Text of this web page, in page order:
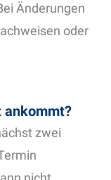
Änderungen
oder
ankommt?
zwei